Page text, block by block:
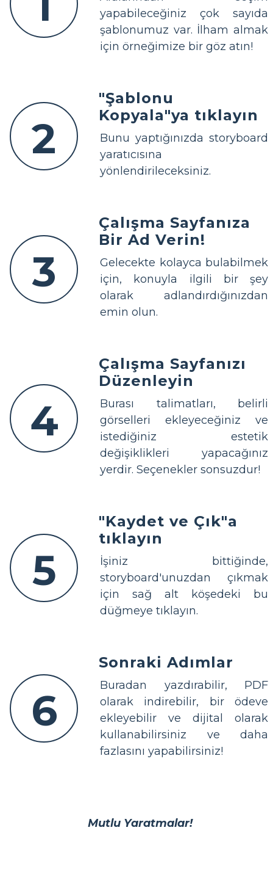
yapabileceğiniz çok sayıda
şablonumuz var. İlham almak
için örneğimize bir göz atın!
2
"Şablonu
Kopyala"ya tıklayın
Bunu yaptığınızda storyboard
yaratıcısına
yönlendirileceksiniz.
3
Çalışma Sayfanıza
Bir Ad Verin!
Gelecekte kolayca bulabilmek
için, konuyla ilgili bir şey
olarak adlandırdığınızdan
emin olun.
4
Çalışma Sayfanızı
Düzenleyin
Burası talimatları, belirli
görselleri ekleyeceğiniz ve
istediğiniz estetik
değişiklikleri yapacağınız
yerdir. Seçenekler sonsuzdur!
5
"Kaydet ve Çık"a
tıklayın
İşiniz bittiğinde,
storyboard'unuzdan çıkmak
için sağ alt köşedeki bu
düğmeye tıklayın.
6
Sonraki Adımlar
Buradan yazdırabilir, PDF
olarak indirebilir, bir ödeve
ekleyebilir ve dijital olarak
kullanabilirsiniz ve daha
fazlasını yapabilirsiniz!
Mutlu Yaratmalar!